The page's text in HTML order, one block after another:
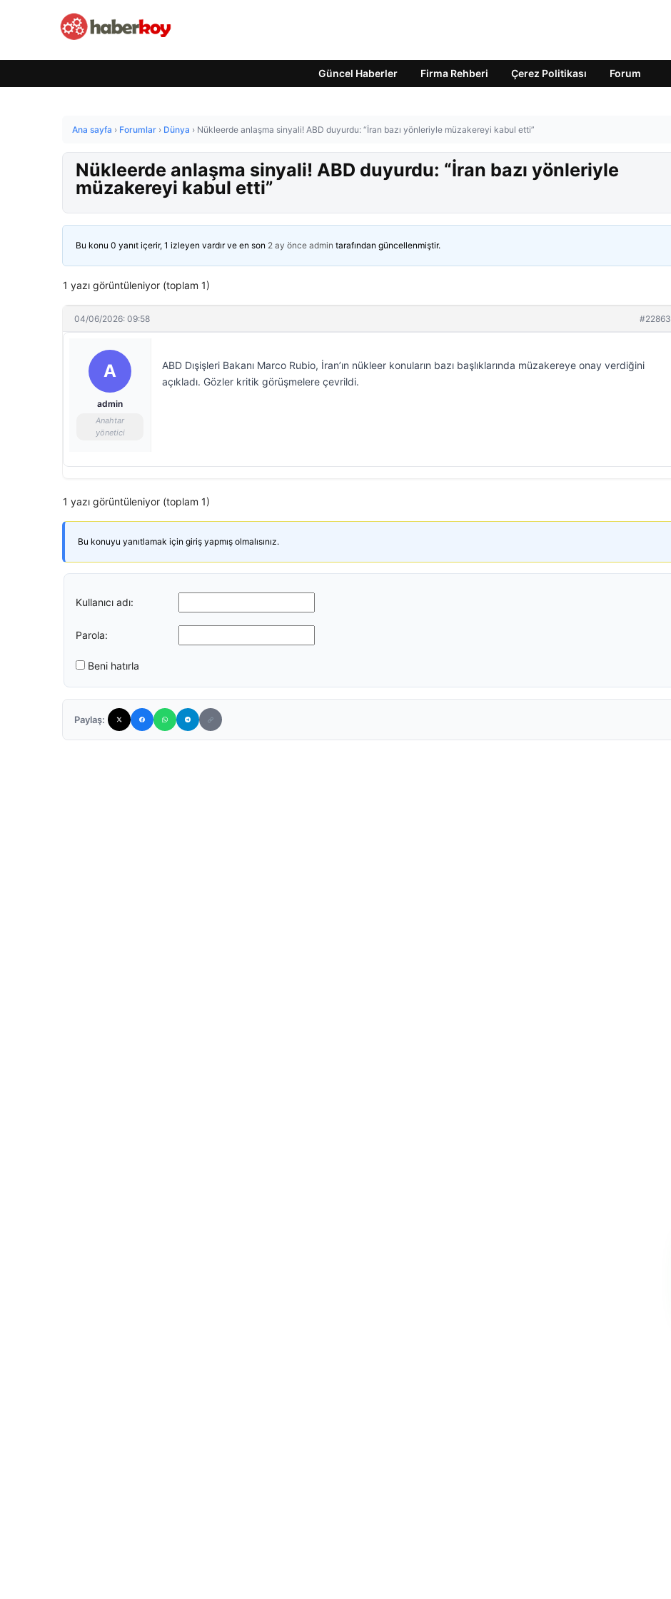
Güncel Haberler Firma Rehberi Çerez Politikası Forum
Ana sayfa › Forumlar › Dünya › Nükleerde anlaşma sinyali! ABD duyurdu: “İran bazı yönleriyle müzakereyi kabul etti”
Nükleerde anlaşma sinyali! ABD duyurdu: “İran bazı yönleriyle
müzakereyi kabul etti”
Bu konu 0 yanıt içerir, 1 izleyen vardır ve en son 2 ay önce admin tarafından güncellenmiştir.
1 yazı görüntüleniyor (toplam 1)
04/06/2026: 09:58 #22863
A
admin
Anahtar
yönetici
ABD Dışişleri Bakanı Marco Rubio, İran’ın nükleer konuların bazı başlıklarında müzakereye onay verdiğini
açıkladı. Gözler kritik görüşmelere çevrildi.
1 yazı görüntüleniyor (toplam 1)
Bu konuyu yanıtlamak için giriş yapmış olmalısınız.
Kullanıcı adı:
Parola:
Beni hatırla
Paylaş: